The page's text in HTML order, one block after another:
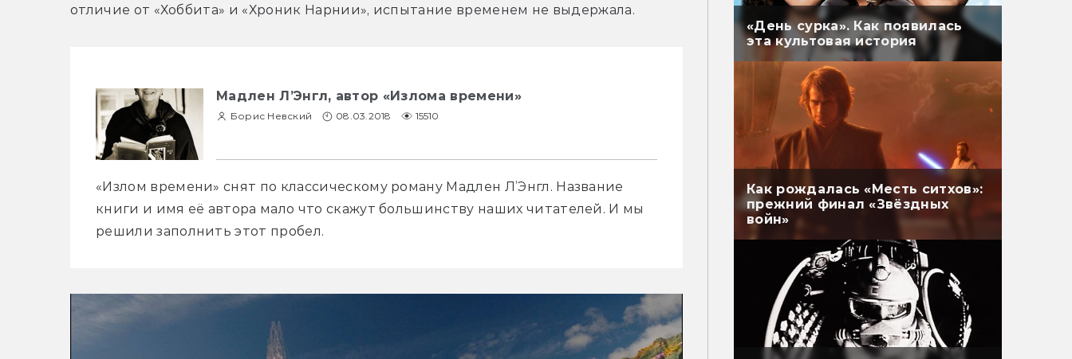
отличие от «Хоббита» и «Хроник Нарнии», испытание временем не выдержала.
Мадлен Л’Энгл, автор «Излома времени»
Борис Невский 08.03.2018 15510
«Излом времени» снят по классическому роману Мадлен Л’Энгл. Название
книги и имя её автора мало что скажут большинству наших читателей. И мы
решили заполнить этот пробел.
«День сурка». Как появилась
эта культовая история
Как рождалась «Месть ситхов»:
прежний финал «Звёздных
войн»